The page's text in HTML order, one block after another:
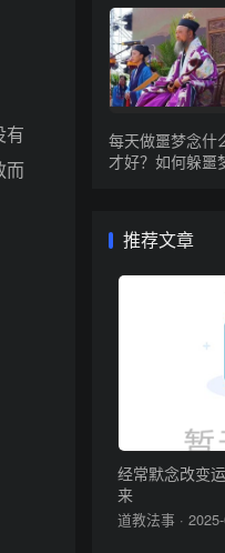
有
而
每天做噩梦念什
才好？如何躲噩
推荐文章
经常默念改变
来
道教法事 ·